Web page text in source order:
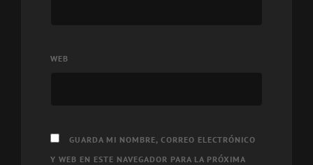
WEB
GUARDA MI NOMBRE, CORREO ELECTRÓNICO
Y WEB EN ESTE NAVEGADOR PARA LA PRÓXIMA